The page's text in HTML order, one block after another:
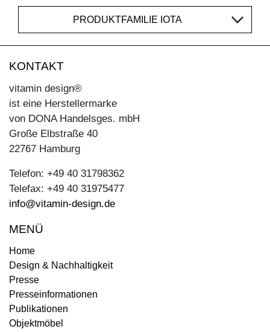
PRODUKTFAMILIE IOTA
KONTAKT
vitamin design®
ist eine Herstellermarke
von DONA Handelsges. mbH
Große Elbstraße 40
22767 Hamburg
Telefon: +49 40 31798362
Telefax: +49 40 31975477
info@vitamin-design.de
MENÜ
Home
Design & Nachhaltigkeit
Presse
Presseinformationen
Publikationen
Objektmöbel